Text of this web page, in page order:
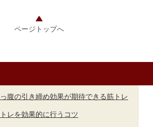
腹の引き締め効果が期待できる筋トレ
レを効果的に行うコツ
ページトップへ